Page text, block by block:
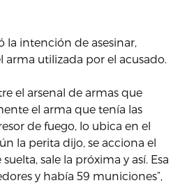
la intención de asesinar,
arma utilizada por el acusado.
el arsenal de armas que
el arma que tenía las
de fuego, lo ubica en el
la perita dijo, se acciona el
sale la próxima y así. Esa
y había 59 municiones”,